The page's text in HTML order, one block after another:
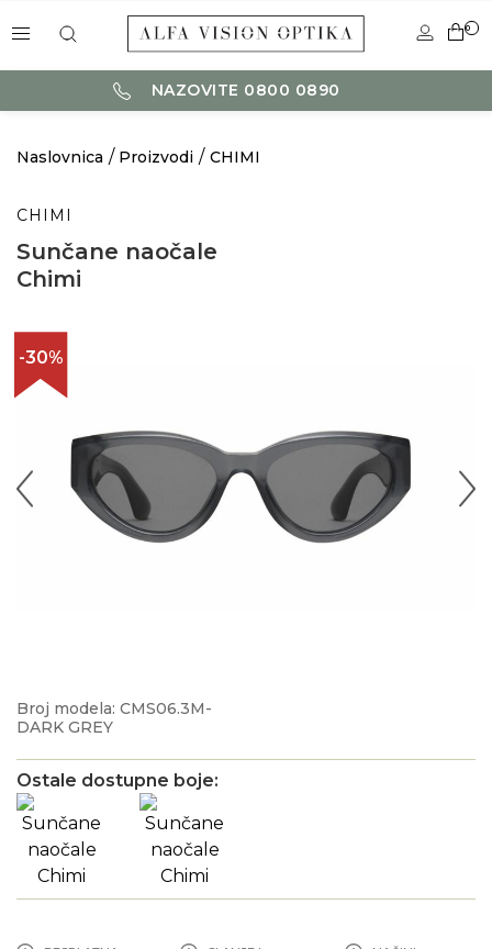
0
NAZOVITE 0800 0890
Naslovnica Proizvodi CHIMI
CHIMI
Sunčane naočale
Chimi
-30%
Broj modela: CMS06.3M-
DARK GREY
Ostale dostupne boje: